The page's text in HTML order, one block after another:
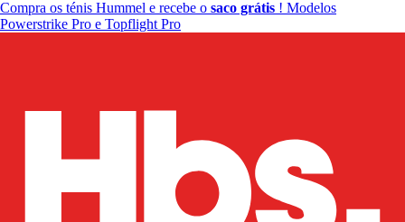
Compra os ténis Hummel e recebe o saco grátis ! Modelos
Powerstrike Pro e Topflight Pro